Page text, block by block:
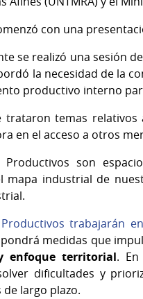
con una
se realizó una sesión
la necesidad de la
productivo interno
trataron temas
en el acceso a otros
Productivos son
mapa industrial de
Productivos trabajarán
medidas que
enfoque territorial.
dificultades y
largo plazo.